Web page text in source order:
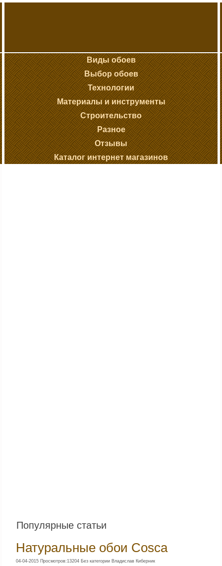
Виды обоев
Выбор обоев
Технологии
Материалы и инструменты
Строительство
Разное
Отзывы
Каталог интернет магазинов
Популярные статьи
Натуральные обои Cosca
04-04-2015 Просмотров:13204 Без категории Владислав Киберник